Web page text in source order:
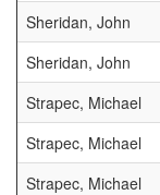
Sheridan, John
Sheridan, John
Strapec, Michael
Strapec, Michael
Strapec, Michael